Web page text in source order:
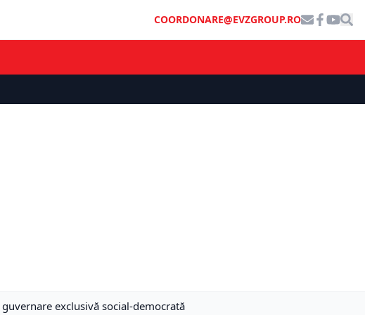
COORDONARE@EVZGROUP.RO
exclusivă social-democrată